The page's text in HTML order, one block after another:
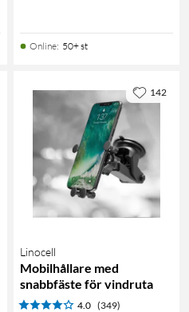
Online: 50+ st
Linocell
Mobilhållare med
snabbfäste för vindruta
4.0 (349)
142